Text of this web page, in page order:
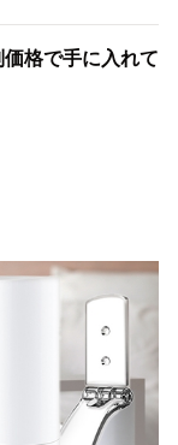
格で手に入れて